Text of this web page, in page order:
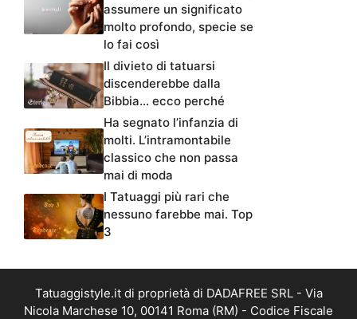
assumere un significato
molto profondo, specie se
lo fai così
Il divieto di tatuarsi
discenderebbe dalla
Bibbia… ecco perché
Ha segnato l’infanzia di
molti. L’intramontabile
classico che non passa
mai di moda
I Tatuaggi più rari che
nessuno farebbe mai. Top
3
Tatuaggistyle.it di proprietà di DADAFREE SRL - Via
Nicola Marchese 10, 00141 Roma (RM) - Codice Fiscale